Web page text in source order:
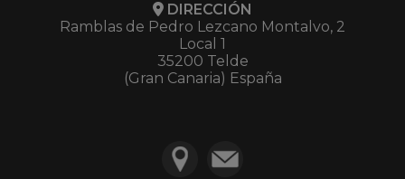
DIRECCIÓN
Ramblas de Pedro Lezcano Montalvo, 2
Local 1
35200 Telde
(Gran Canaria) España